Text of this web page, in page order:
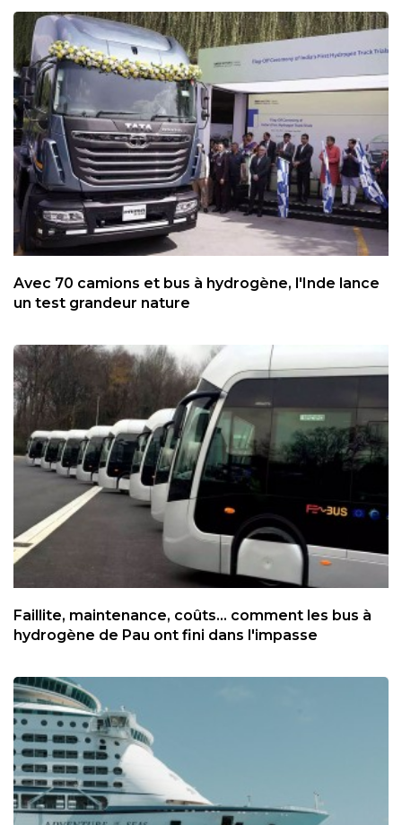
Avec 70 camions et bus à hydrogène, l'Inde lance
un test grandeur nature
Faillite, maintenance, coûts... comment les bus à
hydrogène de Pau ont fini dans l'impasse